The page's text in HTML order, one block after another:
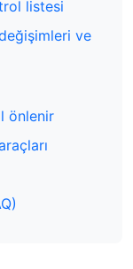
listesi
ve
önlenir